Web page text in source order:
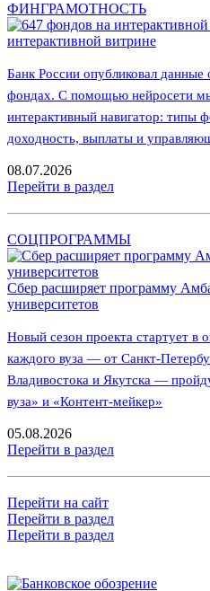
ФИНГРАМОТНОСТЬ
интерактивной витрине
Банк России опубликовал
фондах. С помощью нейросети
интерактивный навигатор: типы
доходность, выплаты и
08.07.2026
Перейти в раздел
СОЦПРОГРАММЫ
Сбер расширяет программу
университетов
Новый сезон проекта стартует в
каждого вуза — от Санкт-
Владивостока и Якутска —
вуза» и «Контент-мейкер»
05.08.2026
Перейти в раздел
Перейти на сайт
Перейти в раздел
Перейти в раздел